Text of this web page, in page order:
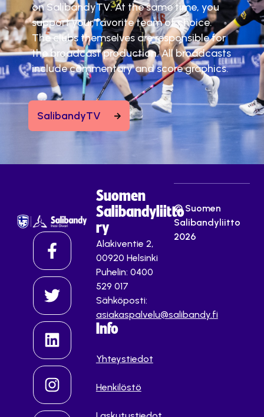
on SalibandyTV. At the same time, you
support your favorite team of choice.
The clubs themselves are responsible for
the broadcast production. All broadcasts
include commentary and score graphics.
SalibandyTV
Suomen
Salibandyliitto
ry
Alakiventie 2,
00920 Helsinki
Puhelin: 0400
529 017
Sähköposti:
asiakaspalvelu@salibandy.fi
Info
Yhteystiedot
Henkilöstö
© Suomen
Salibandyliitto
2026